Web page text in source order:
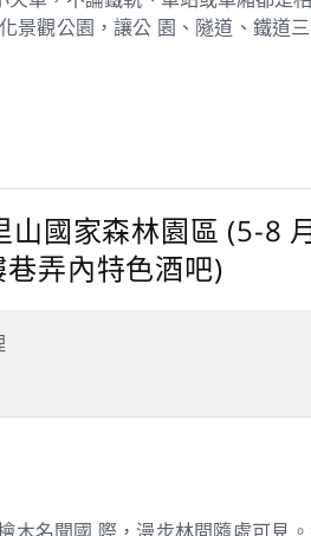
景觀公園，讓公 園、隧道、鐵道
國家森林園區 (5-8
弄內特色酒吧)